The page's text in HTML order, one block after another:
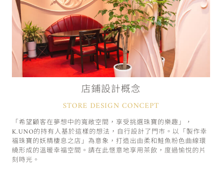
店鋪設計概念
STORE DESIGN CONCEPT
「希望顧客在夢想中的寬敞空間，享受挑選珠寶的樂趣」，
K.UNO的持有人基於這樣的想法，自行設計了門市。以「製作幸
福珠寶的妖精棲息之店」為意象，打造出由柔和鮭魚粉色曲線環
繞形成的溫暖幸福空間。請在此愜意地享用茶飲，度過愉悅的片
刻時光。